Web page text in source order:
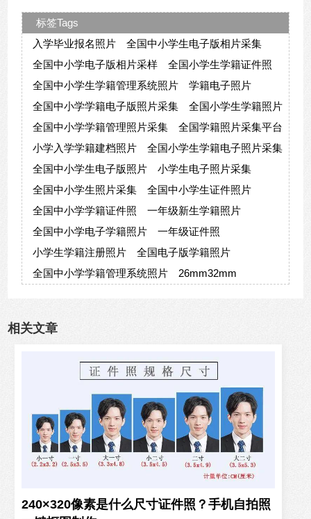
标签Tags
入学毕业报名照片
全国中小学生电子版相片采集
全国中小学电子版相片采样
全国小学生学籍证件照
全国中小学生学籍管理系统照片
学籍电子照片
全国中小学学籍电子版照片采集
全国小学生学籍照片
全国中小学学籍管理照片采集
全国学籍照片采集平台
小学入学学籍建档照片
全国小学生学籍电子照片采集
全国中小学生电子版照片
小学生电子照片采集
全国中小学生照片采集
全国中小学生证件照片
全国中小学学籍证件照
一年级新生学籍照片
全国中小学电子学籍照片
一年级证件照
小学生学籍注册照片
全国电子版学籍照片
全国中小学学籍管理系统照片
26mm32mm
相关文章
240×320像素是什么尺寸证件照？手机自拍照